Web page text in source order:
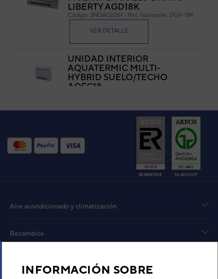
INFORMACIÓN SOBRE
LIBERTY AGD18K
Código: 3NDA02061 - Ref. fabricante: DGF-18K
VER DETALLE
UNIDAD INTERIOR
AQUATERMIC MULTI-
HYBRID SUELO/TECHO
AQFC18
VER DETALLE
UNIDAD INTERIOR AIRE
ACONDICIONADO
MULTISPLIT SUELO DAITSU
LIBERTY AGD09K
Ref. fabricante:
DGF-
MULTISPLIT SUELO DAITSU
3NDA02060
12K
Aire acondicionado y climatización
Recambios